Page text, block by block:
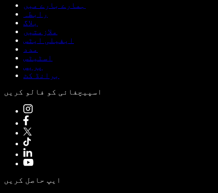
ہمارے بارے میں
رابطہ
بلاگ
ملازمتیں
ایفیلی ایٹس
مدد
اسٹیٹس
پریس
برانڈ کٹ
اسپیچفائی کو فالو کریں
ایپ حاصل کریں